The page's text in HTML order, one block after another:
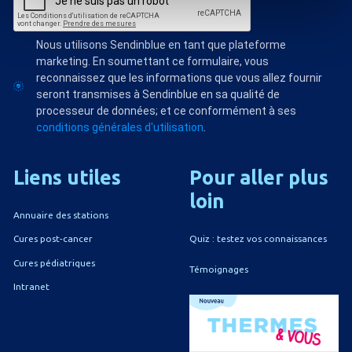
Nous utilisons Sendinblue en tant que plateforme
marketing. En soumettant ce formulaire, vous
reconnaissez que les informations que vous allez fournir
seront transmises à Sendinblue en sa qualité de
processeur de données; et ce conformément à ses
conditions générales d'utilisation
Liens utiles
Annuaire des stations
Cures post-cancer
Cures pédiatriques
Intranet
Pour aller plus
loin
Quiz : testez vos connaissances
Témoignages